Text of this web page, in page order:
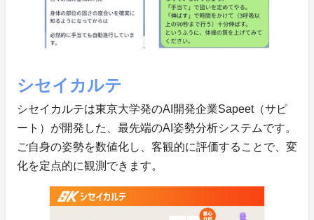
シセイカルテ
シセイカルテは東京大学発のAI開発企業Sapeet（サピ
ート）が開発した、最先端のAI姿勢分析システムです。
ご自身の姿勢を数値化し、客観的に評価することで、変
化を定点的に観測できます。